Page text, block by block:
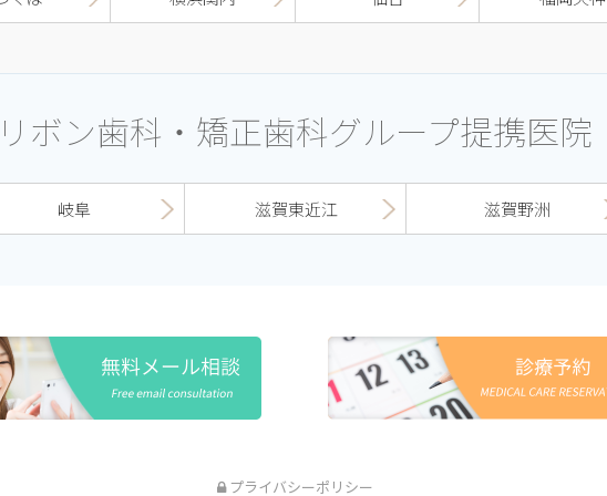
リボン歯科・矯正歯科グループ提携医院
岐阜 滋賀東近江 滋賀野洲
プライバシーポリシー